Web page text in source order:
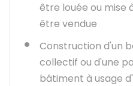
être louée ou mise
être vendue
Construction d'un
collectif ou d'une
bâtiment à usage